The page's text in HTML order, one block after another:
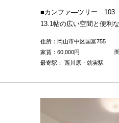
■カンファ―ツリー 103
13.1帖の広い空間と便利
住所：岡山市中区国富755
家賃： 60,000円
最寄駅： 西川原・就実駅